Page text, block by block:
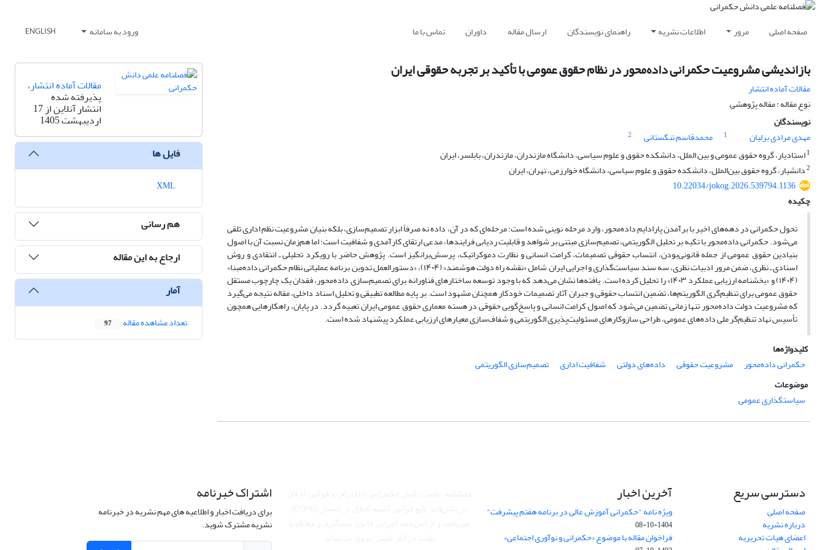
صفحه اصلی مرور اطلاعات نشریه راهنمای نویسندگان ارسال مقاله داوران تماس با ما ورود به سامانه ENGLISH
بازاندیشی مشروعیت حکمرانی داده‌محور در نظام حقوق عمومی با تأکید بر تجربه حقوقی ایران
مقالات آماده انتشار
نوع مقاله : مقاله پژوهشی
نویسندگان
مهدی مرادی برلیان
1 محمدقاسم تنگستانی
2
1استادیار، گروه حقوق عمومی و بین الملل، دانشکده حقوق و علوم سیاسی، دانشگاه مازندران، مازندران، بابلسر، ایران
2دانشیار، گروه حقوق بین‌الملل، دانشکده حقوق و علوم سیاسی، دانشگاه خوارزمی، تهران، ایران
10.22034/jokog.2026.539794.1136
چکیده
تحول حکمرانی در دهه‌های اخیر با برآمدن پارادایم داده‌محور، وارد مرحله‌ نوینی شده است؛ مرحله‌ای که در آن، داده نه صرفاً ابزار تصمیم‌سازی، بلکه بنیان مشروعیت نظم اداری تلقی
می‌شود. حکمرانی داده‌محور با تکیه بر تحلیل الگوریتمی، تصمیم‌سازی مبتنی بر شواهد و قابلیت ردیابی فرایندها، مدعی ارتقای کارآمدی و شفافیت است؛ اما هم‌زمان نسبت آن با اصول
بنیادین حقوق عمومی از جمله قانونی‌بودن، انتساب حقوقی تصمیمات، کرامت انسانی و نظارت دموکراتیک، پرسش‌برانگیز است. پژوهش حاضر با رویکرد تحلیلی ـ انتقادی و روش
اسنادی ـ نظری، ضمن مرور ادبیات نظری، سه سند سیاست‌گذاری و اجرایی ایران شامل «نقشه راه دولت هوشمند» (۱۴۰۴)، «دستورالعمل تدوین برنامه عملیاتی نظام حکمرانی داده‌مبنا»
(۱۴۰۴) و «بخشنامه ارزیابی عملکرد ۱۴۰۳» را تحلیل کرده است. یافته‌ها نشان می‌دهد که با وجود توسعه ساختارهای فناورانه برای تصمیم‌سازی داده‌محور، فقدان یک چارچوب مستقل
حقوق عمومی برای تنظیم‌گری الگوریتم‌ها، تضمین انتساب حقوقی و جبران آثار تصمیمات خودکار همچنان مشهود است. بر پایه مطالعه تطبیقی و تحلیل اسناد داخلی، مقاله نتیجه می‌گیرد
که مشروعیت دولت داده‌محور تنها زمانی تضمین می‌شود که اصول کرامت انسانی و پاسخ‌گویی حقوقی در هسته معماری حقوق عمومی ایران تعبیه گردد. در پایان، راهکارهایی همچون
تأسیس نهاد تنظیم‌گر ملی داده‌های عمومی، طراحی سازوکارهای مسئولیت‌پذیری الگوریتمی و شفاف‌سازی معیارهای ارزیابی عملکرد پیشنهاد شده است.
کلیدواژه‌ها
حکمرانی داده‌محور
مشروعیت حقوقی داده‌های دولتی شفافیت اداری
تصمیم‌سازی الگوریتمی
موضوعات
سیاستگذاری عمومی
مقالات آماده انتشار،
پذیرفته شده
انتشار آنلاین از 17
اردیبهشت 1405
فایل ها
هم رسانی
ارجاع به این مقاله
آمار
تعداد مشاهده مقاله 97
دسترسی سریع
صفحه اصلی
درباره نشریه
اعضای هیات تحریریه
آخرین اخبار
ویژه نامه "حکمرانی آموزش عالی در برنامه هفتم پیشرفت"
1404-10-08
فراخوان مقاله با موضوع «حکمرانی و نوآوری اجتماعی»
اشتراک خبرنامه
برای دریافت اخبار و اطلاعیه های مهم نشریه در خبرنامه
نشریه مشترک شوید.